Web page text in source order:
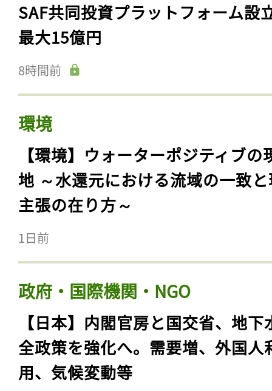
SAF共同投資プラットフォーム設
最大15億円
8時間前
環境
【環境】ウォーターポジティブの
地 ～水還元における流域の一致
主張の在り方～
1日前
政府・国際機関・NGO
【日本】内閣官房と国交省、地下
全政策を強化へ。需要増、外国人
用、気候変動等